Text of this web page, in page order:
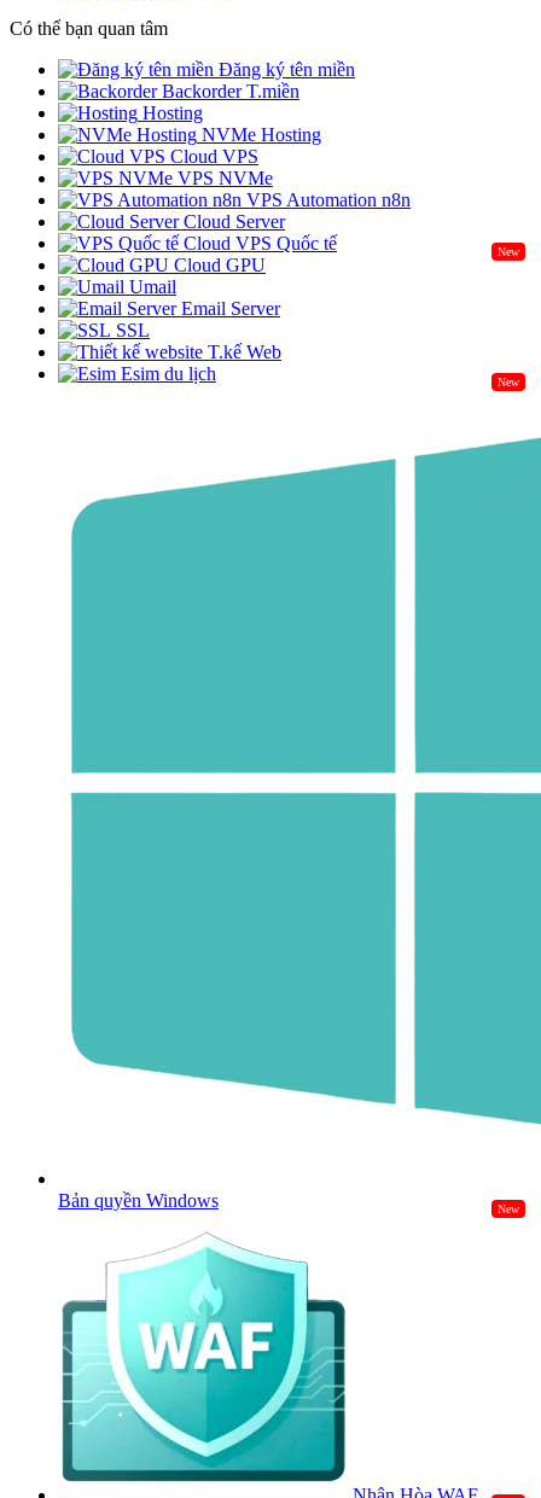
Có thể bạn quan tâm
Đăng ký tên miền
Backorder T.miền
Hosting
NVMe Hosting
Cloud VPS
VPS NVMe
VPS Automation n8n
Cloud Server
Cloud VPS Quốc tế
New
Cloud GPU
Umail
Email Server
SSL
T.kế Web
Esim du lịch
New
Bản quyền Windows New